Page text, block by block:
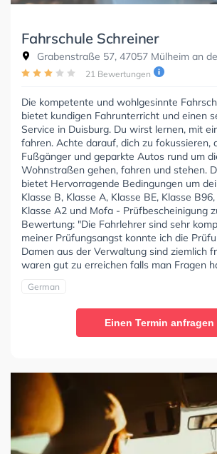
Fahrschule Schreiner
Grabenstraße 57, 47057 Mülheim an
21 Bewertungen
Die kompetente und wohlgesinnte
bietet kundigen Fahrunterricht und einen
Service in Duisburg. Du wirst lernen, mit
fahren. Achte darauf, dich zu fokussieren,
Fußgänger und geparkte Autos rund um
Wohnstraßen gehen, fahren und stehen.
bietet Hervorragende Bedingungen um
Klasse B, Klasse A, Klasse BE, Klasse
Klasse A2 und Mofa - Prüfbescheinigung
Bewertung: "Die Fahrlehrer sind sehr
meiner Prüfungsangst konnte ich die
Damen aus der Verwaltung sind ziemlich
waren gut zu erreichen falls man Fragen
German
Einen Termin anfragen